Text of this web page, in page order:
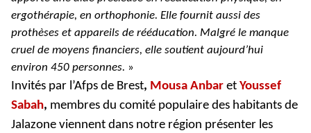
ergothérapie, en orthophonie. Elle fournit aussi des
prothèses et appareils de rééducation. Malgré le manque
cruel de moyens financiers, elle soutient aujourd’hui
environ 450 personnes. »
Invités par l’Afps de Brest, Mousa Anbar et Youssef
Sabah, membres du comité populaire des habitants de
Jalazone viennent dans notre région présenter les